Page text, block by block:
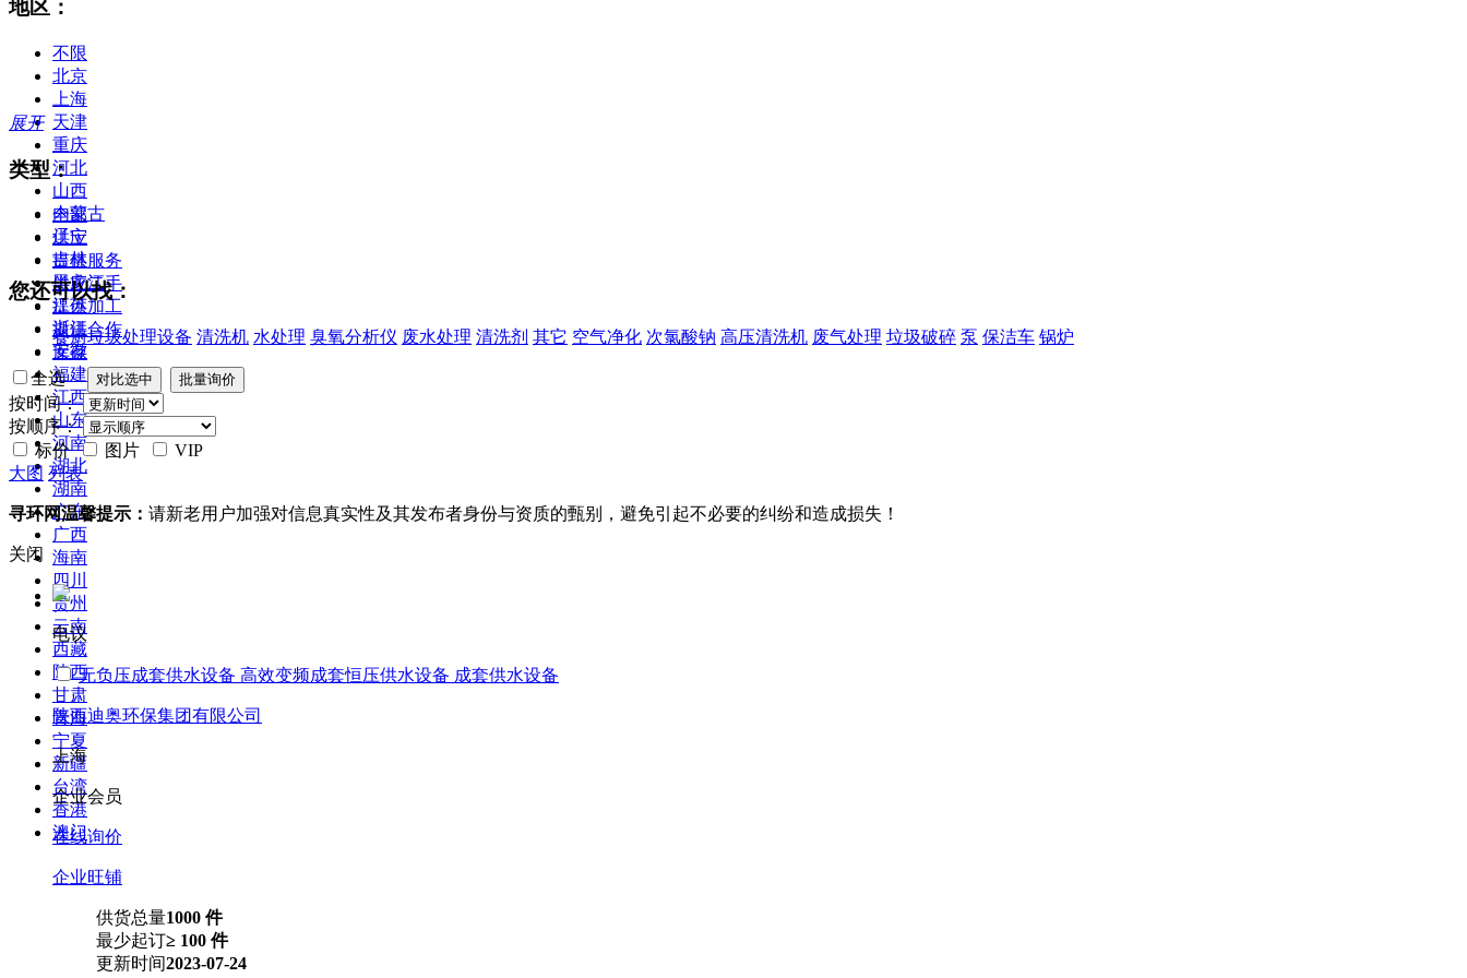
地区：
不限
北京
上海
天津
重庆
河北
山西
内蒙古
辽宁
吉林
黑龙江
江苏
浙江
安徽
福建
江西
山东
河南
湖北
湖南
广东
广西
海南
四川
贵州
云南
西藏
陕西
甘肃
青海
宁夏
新疆
台湾
香港
澳门
展开
类型：
全部
供应
提供服务
供应二手
提供加工
提供合作
库存
您还可以找：
餐厨垃圾处理设备 清洗机 水处理 臭氧分析仪 废水处理 清洗剂 其它 空气净化 次氯酸钠 高压清洗机 废气处理 垃圾破碎 泵 保洁车 锅炉
全选
按时间：
按顺序：
标价
图片
VIP
大图 列表
寻环网温馨提示： 请新老用户加强对信息真实性及其发布者身份与资质的甄别，避免引起不必要的纠纷和造成损失！
关闭
电议
无负压成套供水设备 高效变频成套恒压供水设备 成套供水设备
陕西迪奥环保集团有限公司
上海
企业会员
在线询价
企业旺铺
供货总量1000 件
最少起订≥ 100 件
更新时间2023-07-24